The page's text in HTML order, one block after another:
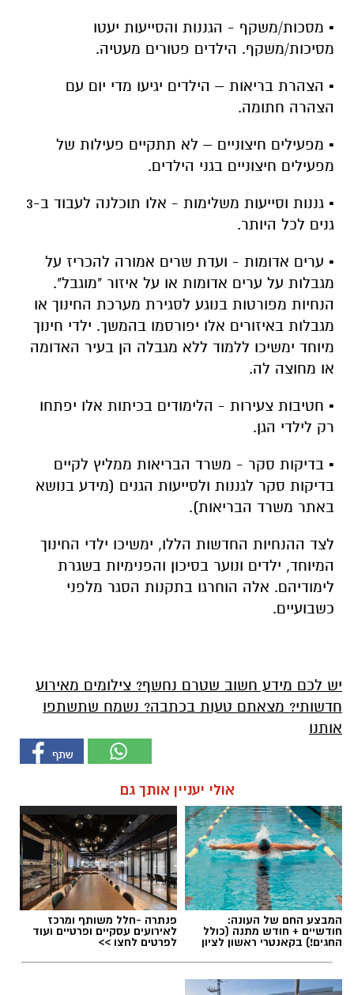
▪️ מסכות/משקף - הגננות והסייעות יעטו
מסיכות/משקף. הילדים פטורים מעטיה.
▪️ הצהרת בריאות – הילדים יגיעו מדי יום עם
הצהרה חתומה.
▪️ מפעילים חיצוניים – לא תתקיים פעילות של
מפעילים חיצוניים בגני הילדים.
▪️ גננות וסייעות משלימות - אלו תוכלנה לעבוד ב-3
גנים לכל היותר.
▪️ ערים אדומות - ועדת שרים אמורה להכריז על
מגבלות על ערים אדומות או על איזור "מוגבל".
הנחיות מפורטות בנוגע לסגירת מערכת החינוך או
מגבלות באיזורים אלו יפורסמו בהמשך. ילדי חינוך
מיוחד ימשיכו ללמוד ללא מגבלה הן בעיר האדומה
או מחוצה לה.
▪️ חטיבות צעירות - הלימודים בכיתות אלו יפתחו
רק לילדי הגן.
▪️ בדיקות סקר - משרד הבריאות ממליץ לקיים
בדיקות סקר לגננות ולסייעות הגנים (מידע בנושא
באתר משרד הבריאות).
לצד ההנחיות החדשות הללו, ימשיכו ילדי החינוך
המיוחד, ילדים ונוער בסיכון והפנימיות בשגרת
לימודיהם. אלה הוחרגו בתקנות הסגר מלפני
כשבועיים.
יש לכם מידע חשוב שטרם נחשף? צילומים מאירוע
חדשותי? מצאתם טעות בכתבה? נשמח שתשתפו
אותנו
אולי יעניין אותך גם
המבצע החם של העונה:
חודשיים + חודש מתנה (כולל
החגים!) בקאנטרי ראשון לציון
פנתרה -חלל משותף ומרכז
לאירועים עסקיים ופרטיים ועוד
לפרטים לחצו >>